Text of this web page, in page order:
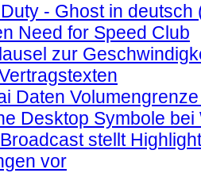
- Ghost in deutsch
Need for Speed Club
zur
Daten
Desktop Symbole bei
stellt
vor